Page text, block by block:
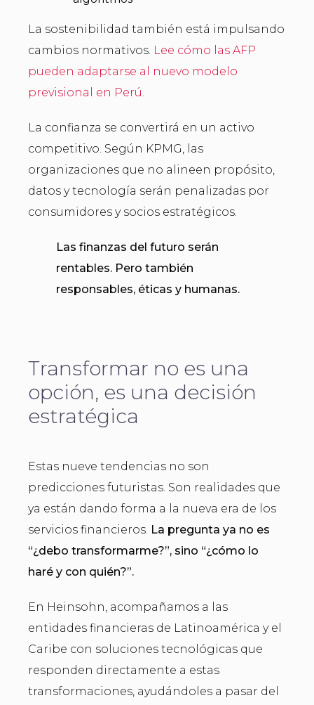
La sostenibilidad también está impulsando
cambios normativos. Lee cómo las AFP
pueden adaptarse al nuevo modelo
previsional en Perú.
La confianza se convertirá en un activo
competitivo. Según KPMG, las
organizaciones que no alineen propósito,
datos y tecnología serán penalizadas por
consumidores y socios estratégicos.
Las finanzas del futuro serán
rentables. Pero también
responsables, éticas y humanas.
Transformar no es una
opción, es una decisión
estratégica
Estas nueve tendencias no son
predicciones futuristas. Son realidades que
ya están dando forma a la nueva era de los
servicios financieros. La pregunta ya no es
“¿debo transformarme?”, sino “¿cómo lo
haré y con quién?”.
En Heinsohn, acompañamos a las
entidades financieras de Latinoamérica y el
Caribe con soluciones tecnológicas que
responden directamente a estas
transformaciones, ayudándoles a pasar del